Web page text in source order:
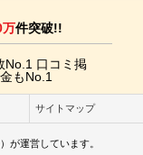
万件突破!!
サイトマップ
が運営しています。